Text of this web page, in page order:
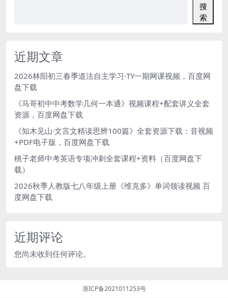
搜
索
近期文章
2026林阳初三春季道法自主学习·TY一期网课视频，百度网
盘下载
《马哥初中中考数学几何一本通》视频课程+配套讲义全套
资源，百度网盘下载
《知木见山·文言文精读思辨100篇》全套资源下载：音视频
+PDF电子版，百度网盘下载
桃子老师中考英语专项冲刺全套课程+资料（百度网盘下
载）
2026秋季人教版七八年级上册《维克多》单词领读视频 百
度网盘下载
近期评论
您尚未收到任何评论。
浙ICP备2021011253号